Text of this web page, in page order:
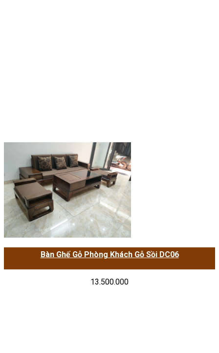
Bàn Ghế Gỗ Phòng Khách Gỗ Sồi DC06
13.500.000